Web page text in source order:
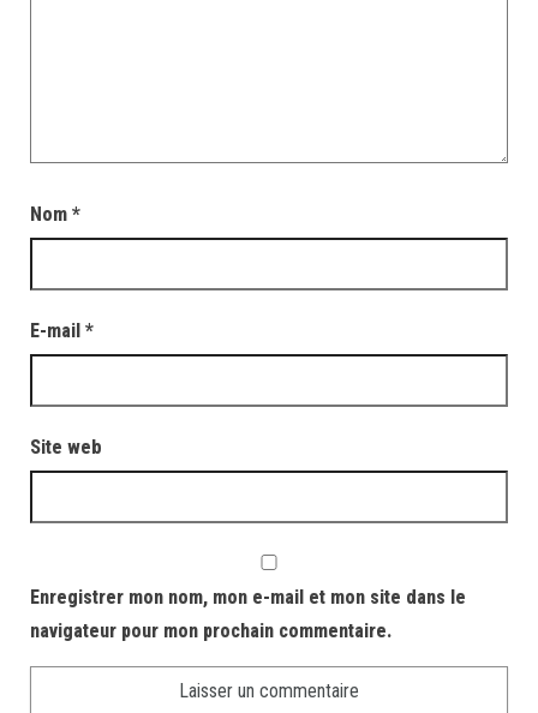
Nom *
E-mail *
Site web
Enregistrer mon nom, mon e-mail et mon site dans le
navigateur pour mon prochain commentaire.